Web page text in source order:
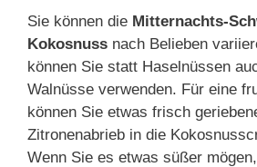
Sie können die Mitternachts-
Kokosnuss nach Belieben
können Sie statt Haselnüssen
Walnüsse verwenden. Für eine
können Sie etwas frisch
Zitronenabrieb in die
Wenn Sie es etwas süßer